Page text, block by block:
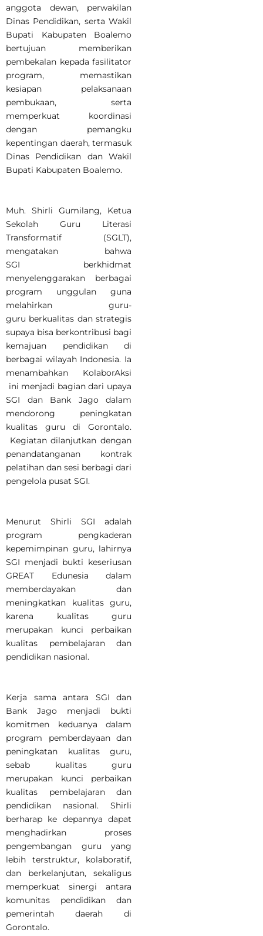
anggota dewan, perwakilan
Dinas Pendidikan, serta Wakil
Bupati Kabupaten Boalemo
bertujuan memberikan
pembekalan kepada fasilitator
program, memastikan
kesiapan pelaksanaan
pembukaan, serta
memperkuat koordinasi
dengan pemangku
kepentingan daerah, termasuk
Dinas Pendidikan dan Wakil
Bupati Kabupaten Boalemo.
Muh. Shirli Gumilang, Ketua
Sekolah Guru Literasi
Transformatif (SGLT),
mengatakan bahwa
SGI berkhidmat
menyelenggarakan berbagai
program unggulan guna
melahirkan guru-
guru berkualitas dan strategis
supaya bisa berkontribusi bagi
kemajuan pendidikan di
berbagai wilayah Indonesia. Ia
menambahkan KolaborAksi
ini menjadi bagian dari upaya
SGI dan Bank Jago dalam
mendorong peningkatan
kualitas guru di Gorontalo.
Kegiatan dilanjutkan dengan
penandatanganan kontrak
pelatihan dan sesi berbagi dari
pengelola pusat SGI.
Menurut Shirli SGI adalah
program pengkaderan
kepemimpinan guru, lahirnya
SGI menjadi bukti keseriusan
GREAT Edunesia dalam
memberdayakan dan
meningkatkan kualitas guru,
karena kualitas guru
merupakan kunci perbaikan
kualitas pembelajaran dan
pendidikan nasional.
Kerja sama antara SGI dan
Bank Jago menjadi bukti
komitmen keduanya dalam
program pemberdayaan dan
peningkatan kualitas guru,
sebab kualitas guru
merupakan kunci perbaikan
kualitas pembelajaran dan
pendidikan nasional. Shirli
berharap ke depannya dapat
menghadirkan proses
pengembangan guru yang
lebih terstruktur, kolaboratif,
dan berkelanjutan, sekaligus
memperkuat sinergi antara
komunitas pendidikan dan
pemerintah daerah di
Gorontalo.